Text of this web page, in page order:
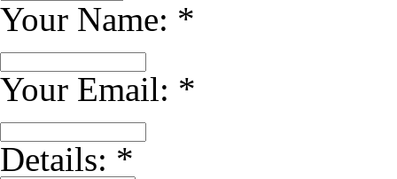
Your Name: *
Your Email: *
Details: *